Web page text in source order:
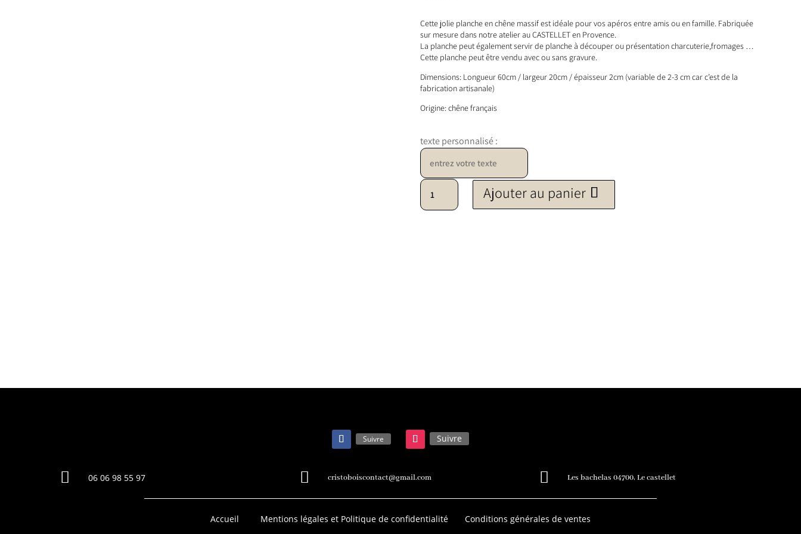
Cette jolie planche en chêne massif est idéale pour vos apéros entre amis ou en famille. Fabriquée
sur mesure dans notre atelier au CASTELLET en Provence.
La planche peut également servir de planche à découper ou présentation charcuterie,fromages …
Cette planche peut être vendu avec ou sans gravure.
Dimensions: Longueur 60cm / largeur 20cm / épaisseur 2cm (variable de 2-3 cm car c’est de la
fabrication artisanale)
Origine: chêne français
texte personnalisé :
quantité de Planche brut
Ajouter au panier
Suivre Suivre
 06 06 98 55 97  cristoboiscontact@gmail.com  Les bachelas 04700, Le castellet
Accueil Mentions légales et Politique de confidentialité Conditions générales de ventes